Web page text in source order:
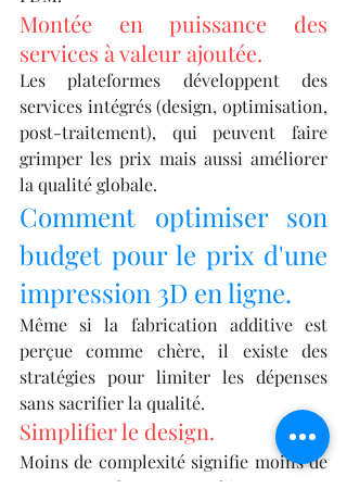
Montée en puissance des
services à valeur ajoutée.
Les plateformes développent des
services intégrés (design, optimisation,
post-traitement), qui peuvent faire
grimper les prix mais aussi améliorer
la qualité globale.
Comment optimiser son
budget pour le prix d'une
impression 3D en ligne.
Même si la fabrication additive est
perçue comme chère, il existe des
stratégies pour limiter les dépenses
sans sacrifier la qualité.
Simplifier le design.
Moins de complexité signifie moins de
supports et de temps machine.